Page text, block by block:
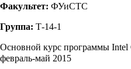
Факультет: ФУиСТС
Группа: Т-14-1
Основной курс программы Intel
февраль-май 2015